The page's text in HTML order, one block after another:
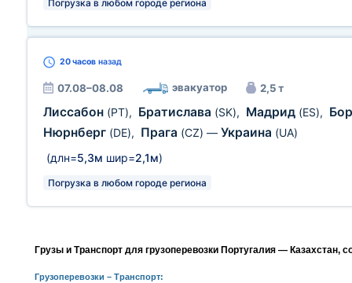
Погрузка в любом городе региона
20 часов назад
07.08–08.08 эвакуатор 2,5 т
Лиссабон (PT), Братислава (SK), Мадрид (ES),
Нюрнберг (DE), Прага (CZ) — Украина (UA)
(длн=5,3м шир=2,1м)
Погрузка в любом городе региона
Грузы и Транспорт для грузоперевозки Португалия — Казахстан,
Грузоперевозки – Транспорт: